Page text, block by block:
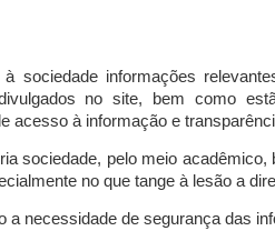
informações
no site, bem como
acesso à informação e
sociedade, pelo meio
no que tange à lesão a
necessidade de segurança das